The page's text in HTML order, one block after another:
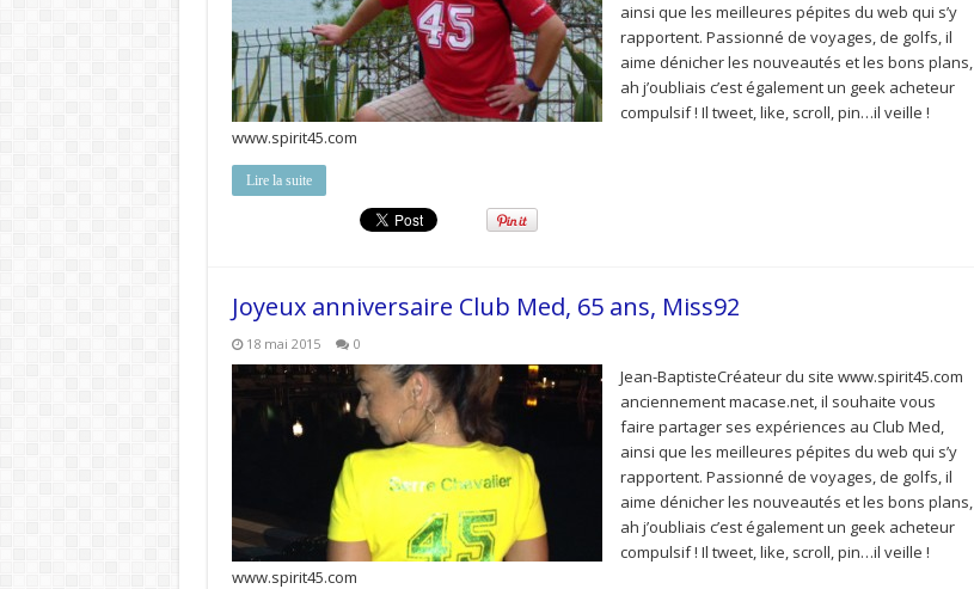
ainsi que les meilleures pépites du web qui s’y
rapportent. Passionné de voyages, de golfs, il
aime dénicher les nouveautés et les bons plans,
ah j’oubliais c’est également un geek acheteur
compulsif ! Il tweet, like, scroll, pin…il veille !
www.spirit45.com
Lire la suite
Joyeux anniversaire Club Med, 65 ans, Miss92
18 mai 2015 0
Jean-BaptisteCréateur du site www.spirit45.com
anciennement macase.net, il souhaite vous
faire partager ses expériences au Club Med,
ainsi que les meilleures pépites du web qui s’y
rapportent. Passionné de voyages, de golfs, il
aime dénicher les nouveautés et les bons plans,
ah j’oubliais c’est également un geek acheteur
compulsif ! Il tweet, like, scroll, pin…il veille !
www.spirit45.com